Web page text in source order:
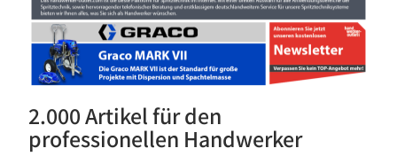
2.000 Artikel für den
professionellen Handwerker